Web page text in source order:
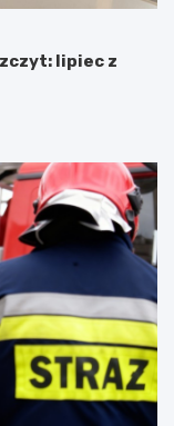
lipiec z